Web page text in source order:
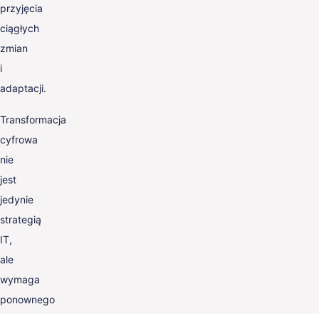
przyjęcia
ciągłych
zmian
i
adaptacji.
Transformacja
cyfrowa
nie
jest
jedynie
strategią
IT,
ale
wymaga
ponownego